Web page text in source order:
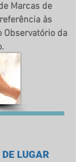
LUGAR
Marcas de
às
da